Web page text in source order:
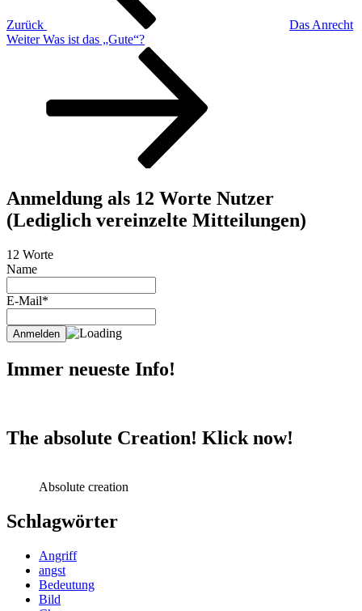
Zurück
Das Anrecht
Nächster
Weiter Was ist das „Gute“?
Anmeldung als 12 Worte Nutzer
(Lediglich vereinzelte Mitteilungen)
12 Worte
Name
E-Mail*
Immer neueste Info!
The absolute Creation! Klick now!
Absolute creation
Schlagwörter
Angriff
angst
Bedeutung
Bild